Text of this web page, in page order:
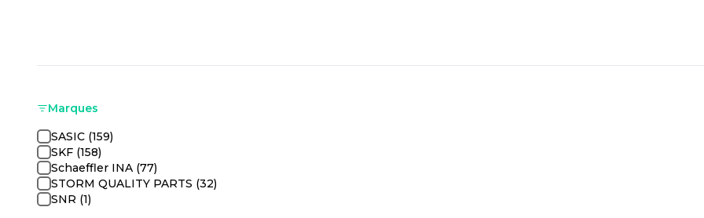
Marques
SASIC (159)
SKF (158)
Schaeffler INA (77)
STORM QUALITY PARTS (32)
SNR (1)